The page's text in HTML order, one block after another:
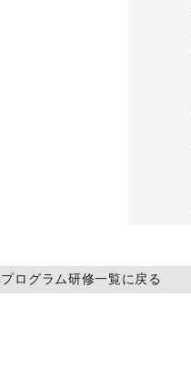
ログラム研修一覧に戻る